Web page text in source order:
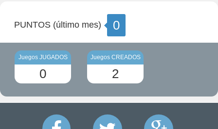
PUNTOS (último mes) 0
Juegos JUGADOS
0
Juegos CREADOS
2